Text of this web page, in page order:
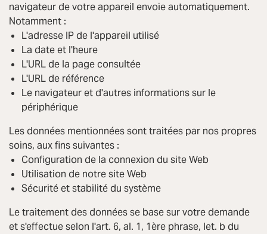
navigateur de votre appareil envoie automatiquement.
Notamment :
L'adresse IP de l'appareil utilisé
La date et l'heure
L'URL de la page consultée
L'URL de référence
Le navigateur et d'autres informations sur le
périphérique
Les données mentionnées sont traitées par nos propres
soins, aux fins suivantes :
Configuration de la connexion du site Web
Utilisation de notre site Web
Sécurité et stabilité du système
Le traitement des données se base sur votre demande
et s'effectue selon l'art. 6, al. 1, 1ère phrase, let. b du